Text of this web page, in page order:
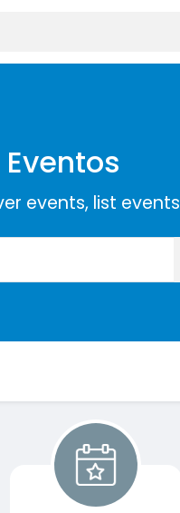
Eventos
events, list events